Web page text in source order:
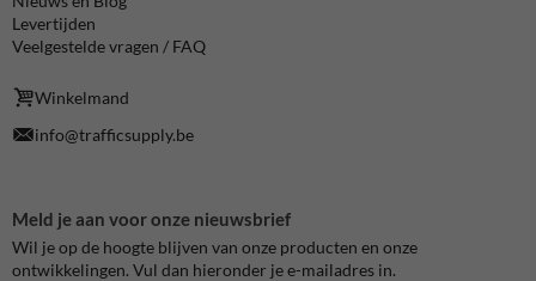
Levertijden
Veelgestelde vragen / FAQ
Winkelmand
info@trafficsupply.be
Meld je aan voor onze nieuwsbrief
Wil je op de hoogte blijven van onze producten en onze
ontwikkelingen. Vul dan hieronder je e-mailadres in.